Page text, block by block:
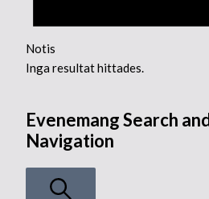
Notis
Inga resultat hittades.
Evenemang Search
Navigation